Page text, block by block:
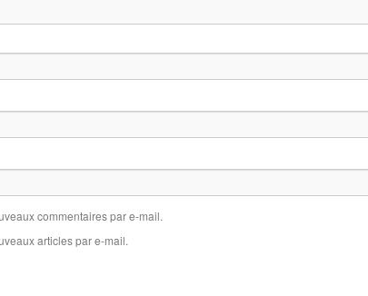
commentaires par e-mail.
articles par e-mail.